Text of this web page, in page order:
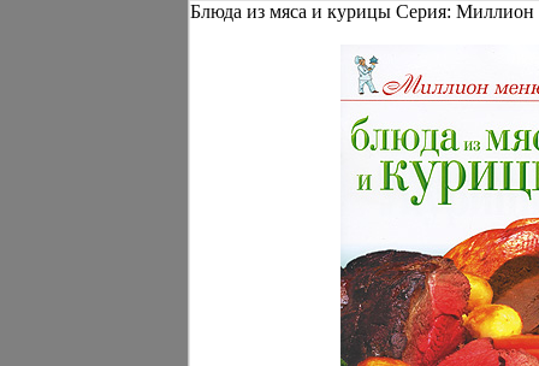
Блюда из мяса и курицы Серия: